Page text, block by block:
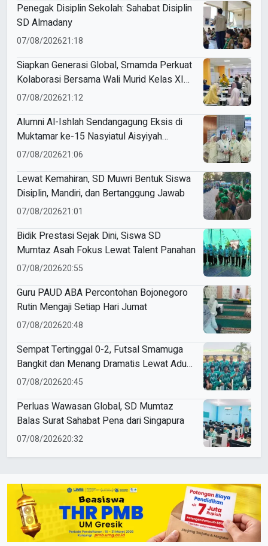
Penegak Disiplin Sekolah: Sahabat Disiplin
SD Almadany
07/08/202621:18
Siapkan Generasi Global, Smamda Perkuat
Kolaborasi Bersama Wali Murid Kelas XI
Program Internasional
07/08/202621:12
Alumni Al-Ishlah Sendangagung Eksis di
Muktamar ke-15 Nasyiatul Aisyiyah
Surakarta
07/08/202621:06
Lewat Kemahiran, SD Muwri Bentuk Siswa
Disiplin, Mandiri, dan Bertanggung Jawab
07/08/202621:01
Bidik Prestasi Sejak Dini, Siswa SD
Mumtaz Asah Fokus Lewat Talent Panahan
07/08/202620:55
Guru PAUD ABA Percontohan Bojonegoro
Rutin Mengaji Setiap Hari Jumat
07/08/202620:48
Sempat Tertinggal 0-2, Futsal Smamuga
Bangkit dan Menang Dramatis Lewat Adu
Penalti
07/08/202620:45
Perluas Wawasan Global, SD Mumtaz
Balas Surat Sahabat Pena dari Singapura
07/08/202620:32